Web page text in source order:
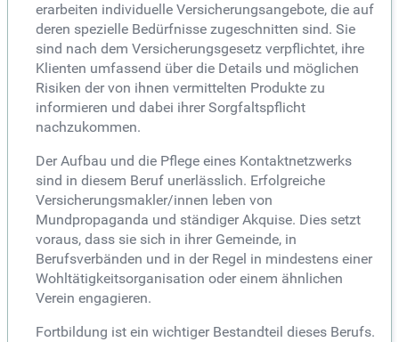
erarbeiten individuelle Versicherungsangebote, die auf
deren spezielle Bedürfnisse zugeschnitten sind. Sie
sind nach dem Versicherungsgesetz verpflichtet, ihre
Klienten umfassend über die Details und möglichen
Risiken der von ihnen vermittelten Produkte zu
informieren und dabei ihrer Sorgfaltspflicht
nachzukommen.
Der Aufbau und die Pflege eines Kontaktnetzwerks
sind in diesem Beruf unerlässlich. Erfolgreiche
Versicherungsmakler/innen leben von
Mundpropaganda und ständiger Akquise. Dies setzt
voraus, dass sie sich in ihrer Gemeinde, in
Berufsverbänden und in der Regel in mindestens einer
Wohltätigkeitsorganisation oder einem ähnlichen
Verein engagieren.
Fortbildung ist ein wichtiger Bestandteil dieses Berufs.